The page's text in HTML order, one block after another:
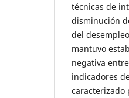
técnicas de
disminución
del
mantuvo
negativa
indicadores
caracterizado